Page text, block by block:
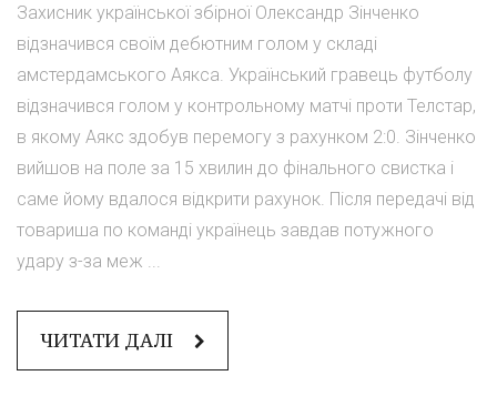
Захисник української збірної Олександр Зінченко
відзначився своїм дебютним голом у складі
амстердамського Аякса. Український гравець футболу
відзначився голом у контрольному матчі проти Телстар,
в якому Аякс здобув перемогу з рахунком 2:0. Зінченко
вийшов на поле за 15 хвилин до фінального свистка і
саме йому вдалося відкрити рахунок. Після передачі від
товариша по команді українець завдав потужного
удару з-за меж ...
ЧИТАТИ ДАЛІ